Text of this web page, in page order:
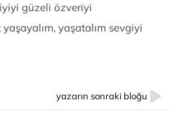
güzeli özveriyi
yaşatalım sevgiyi
yazarın sonraki bloğu